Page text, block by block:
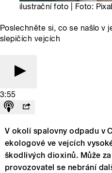
ilustrační foto | Foto:
Poslechněte si, co se našlo v
slepičích vejcích
3:55
V okolí spalovny odpadu v
ekologové ve vejcích
škodlivých dioxinů. Může
provozovatel se nebrání